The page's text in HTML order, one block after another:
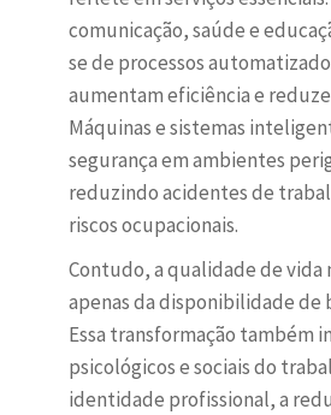
comunicação, saúde e
se de processos
aumentam eficiência e
Máquinas e sistemas
segurança em ambientes
reduzindo acidentes de
riscos ocupacionais.
Contudo, a qualidade de vida
apenas da disponibilidade de
Essa transformação também
psicológicos e sociais do
identidade profissional, a